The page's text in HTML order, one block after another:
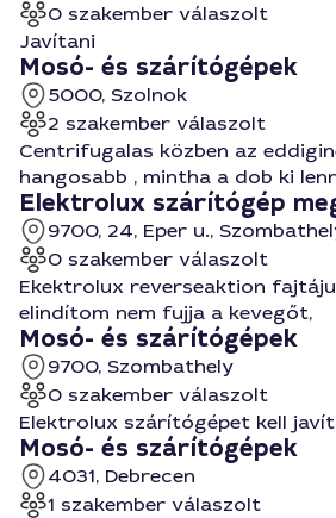
0 szakember válaszolt
Javítani
Mosó- és szárítógépek
5000, Szolnok
2 szakember válaszolt
Centrifugalas közben az
hangosabb , mintha a dob ki
Elektrolux szárítógép
9700, 24, Eper u.,
0 szakember válaszolt
Ekektrolux reverseaktion fajtáju
elindítom nem fujja a kevegőt,
Mosó- és szárítógépek
9700, Szombathely
0 szakember válaszolt
Elektrolux szárítógépet kell
Mosó- és szárítógépek
4031, Debrecen
1 szakember válaszolt